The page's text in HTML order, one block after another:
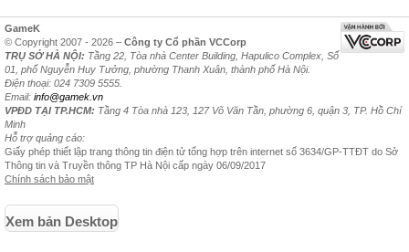
GameK
© Copyright 2007 - 2026 – Công ty Cổ phần VCCorp
TRỤ SỞ HÀ NỘI: Tầng 22, Tòa nhà Center Building, Hapulico Complex, Số
01, phố Nguyễn Huy Tưởng, phường Thanh Xuân, thành phố Hà Nội.
Điện thoại: 024 7309 5555.
Email: info@gamek.vn
VPĐD TẠI TP.HCM: Tầng 4 Tòa nhà 123, 127 Võ Văn Tần, phường 6, quận 3, TP. Hồ Chí
Minh
Hỗ trợ quảng cáo:
Giấy phép thiết lập trang thông tin điện tử tổng hợp trên internet số 3634/GP-TTĐT do Sở
Thông tin và Truyền thông TP Hà Nội cấp ngày 06/09/2017
Chính sách bảo mật
Xem bản Desktop